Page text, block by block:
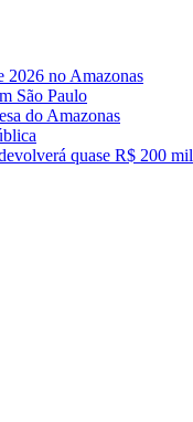
2026 no Amazonas
São Paulo
do Amazonas
quase R$ 200 mil